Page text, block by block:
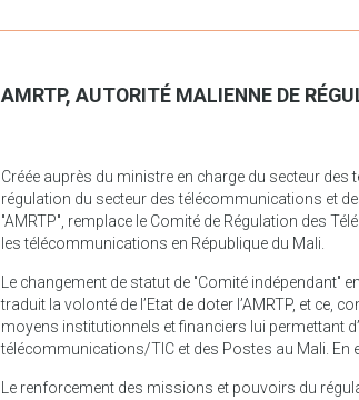
AMRTP, AUTORITÉ MALIENNE DE
Créée auprès du ministre en charge du secteur
régulation du secteur des télécommunications et
"AMRTP", remplace le Comité de Régulation des
les télécommunications en République du Mali.
Le changement de statut de "Comité
traduit la volonté de l’Etat de doter l’AMRTP, et ce,
moyens institutionnels et financiers lui permettant
télécommunications/TIC et des Postes au Mali. En
Le renforcement des missions et pouvoirs du